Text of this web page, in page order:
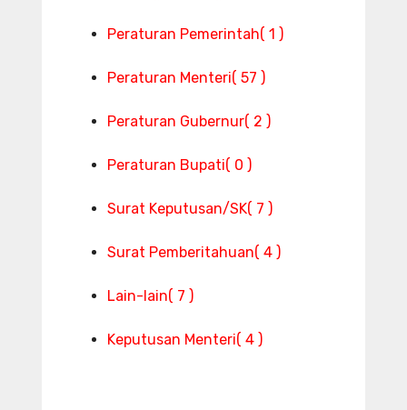
Peraturan Pemerintah( 1 )
Peraturan Menteri( 57 )
Peraturan Gubernur( 2 )
Peraturan Bupati( 0 )
Surat Keputusan/SK( 7 )
Surat Pemberitahuan( 4 )
Lain-lain( 7 )
Keputusan Menteri( 4 )